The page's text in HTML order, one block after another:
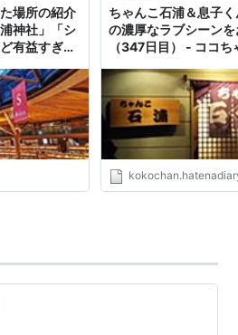
場所の紹介
神社」「シ
有益すぎる
ちゃんこ石浦＆息子
の濃厚なラブシーン
（347日目） - ココ